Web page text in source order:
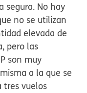
segura. No hay
no se utilizan
elevada de
pero las
son muy
a la que se
tres vuelos